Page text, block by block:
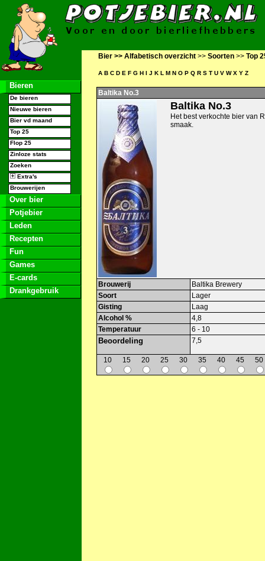
Bieren
De bieren
Nieuwe bieren
Bier vd maand
Top 25
Flop 25
Zinloze stats
Zoeken
Extra's
Brouwerijen
Over bier
Potjebier
Leden
Recepten
Fun
Games
E-cards
Drankgebruik
Bier >> Alfabetisch overzicht >> Soorten >> Top
A B C D E F G H I J K L M N O P Q R S T U V W X Y Z
Baltika No.3
Baltika No.3
Het best verkochte bier van
smaak.
Brouwerij
Baltika Brewery
Soort
Lager
Gisting
Laag
Alcohol %
4,8
Temperatuur
6 - 10
Beoordeling 7,5
10 15 20 25 30 35 40 45 50